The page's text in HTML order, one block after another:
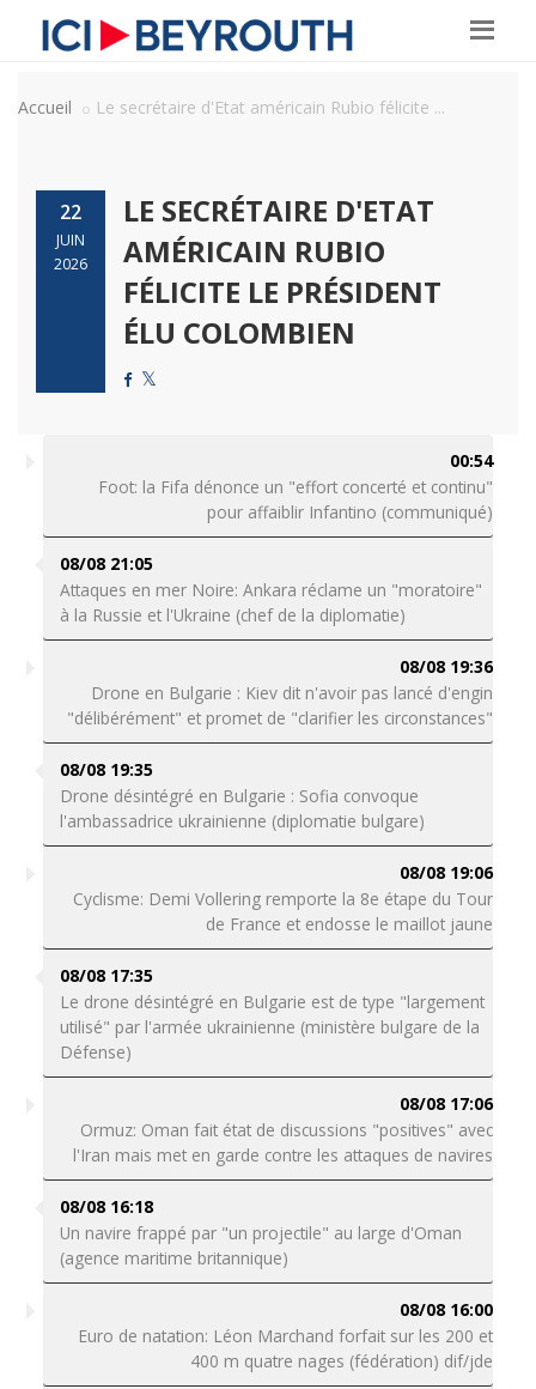
Accueil Le secrétaire d'Etat américain Rubio félicite ...
22
JUIN
2026
LE SECRÉTAIRE D'ETAT
AMÉRICAIN RUBIO
FÉLICITE LE PRÉSIDENT
ÉLU COLOMBIEN
00:54
Foot: la Fifa dénonce un "effort concerté et continu"
pour affaiblir Infantino (communiqué)
08/08 21:05
Attaques en mer Noire: Ankara réclame un "moratoire"
à la Russie et l'Ukraine (chef de la diplomatie)
08/08 19:36
Drone en Bulgarie : Kiev dit n'avoir pas lancé d'engin
"délibérément" et promet de "clarifier les circonstances"
08/08 19:35
Drone désintégré en Bulgarie : Sofia convoque
l'ambassadrice ukrainienne (diplomatie bulgare)
08/08 19:06
Cyclisme: Demi Vollering remporte la 8e étape du Tour
de France et endosse le maillot jaune
08/08 17:35
Le drone désintégré en Bulgarie est de type "largement
utilisé" par l'armée ukrainienne (ministère bulgare de la
Défense)
08/08 17:06
Ormuz: Oman fait état de discussions "positives" avec
l'Iran mais met en garde contre les attaques de navires
08/08 16:18
Un navire frappé par "un projectile" au large d'Oman
(agence maritime britannique)
08/08 16:00
Euro de natation: Léon Marchand forfait sur les 200 et
400 m quatre nages (fédération) dif/jde